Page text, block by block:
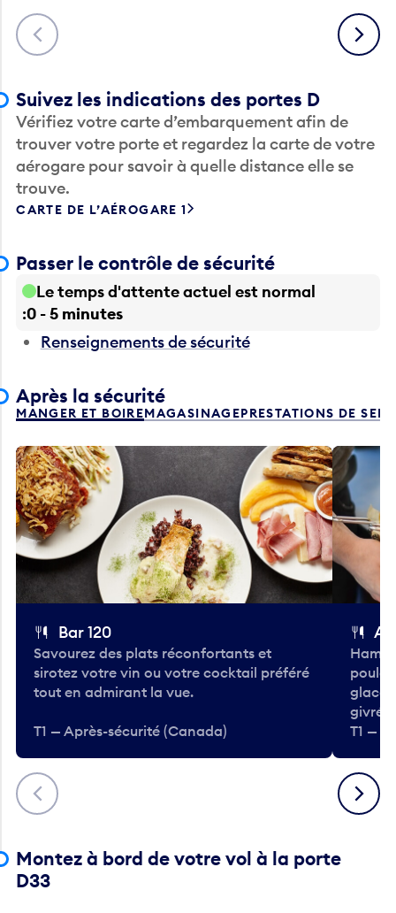
Précédent Suivant
Suivez les indications des portes D
Vérifiez votre carte d’embarquement afin de
trouver votre porte et regardez la carte de votre
aérogare pour savoir à quelle distance elle se
trouve.
CARTE DE L’AÉROGARE 1
Passer le contrôle de sécurité
Le temps d'attente actuel est normal
0 - 5 minutes
Renseignements de sécurité
Après la sécurité
MANGER ET BOIREMAGASINAGEPRESTATIONS DE
Précédent
Bar 120
Savourez des plats réconfortants et
sirotez votre vin ou votre cocktail préféré
tout en admirant la vue.
T1 — Après-sécurité (Canada)
poulet
T1 —
Suivant
Montez à bord de votre vol à la porte
D33